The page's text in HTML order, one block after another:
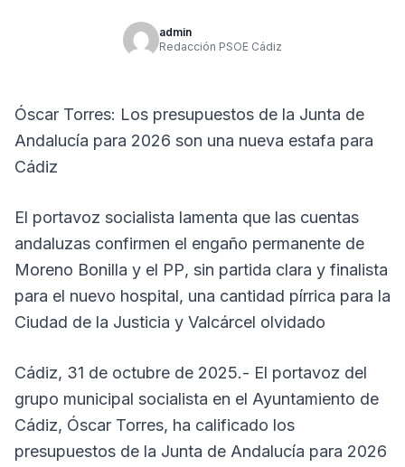
admin
Redacción PSOE Cádiz
Óscar Torres: Los presupuestos de la Junta de
Andalucía para 2026 son una nueva estafa para
Cádiz
El portavoz socialista lamenta que las cuentas
andaluzas confirmen el engaño permanente de
Moreno Bonilla y el PP, sin partida clara y finalista
para el nuevo hospital, una cantidad pírrica para la
Ciudad de la Justicia y Valcárcel olvidado
Cádiz, 31 de octubre de 2025.- El portavoz del
grupo municipal socialista en el Ayuntamiento de
Cádiz, Óscar Torres, ha calificado los
presupuestos de la Junta de Andalucía para 2026